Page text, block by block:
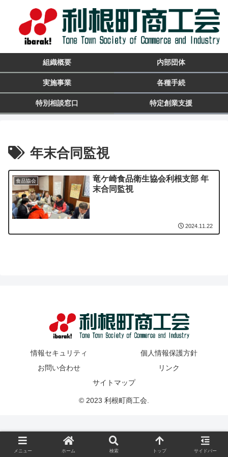
組織概要 内部団体
実施事業 各種手続
特別相談窓口 特定創業支援
年末合同監視
食品協会
竜ケ崎食品衛生協会利根支部 年
末合同監視
2024.11.22
情報セキュリティ
個人情報保護方針
お問い合わせ
リンク
サイトマップ
© 2023 利根町商工会.
メニュー ホーム 検索 トップ サイドバー